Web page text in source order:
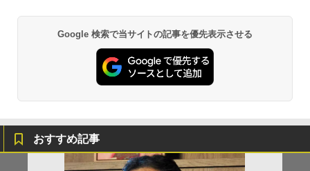
Google 検索で当サイトの記事を優先表示させる
おすすめ記事